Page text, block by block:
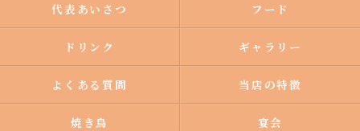
代表あいさつ フード
ドリンク ギャラリー
よくある質問 当店の特徴
焼き鳥 宴会